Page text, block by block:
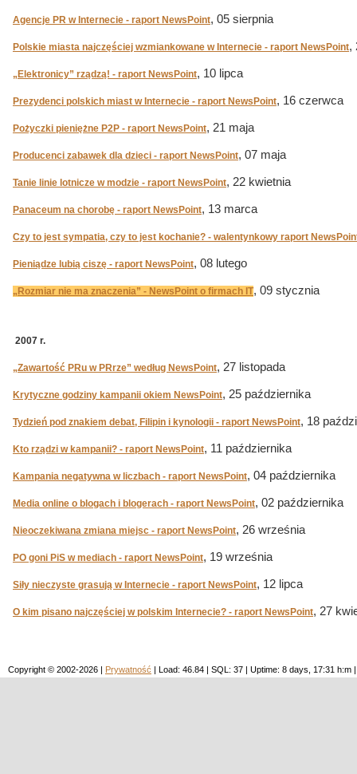
Agencje PR w Internecie - raport NewsPoint, 05 sierpnia
Polskie miasta najczęściej wzmiankowane w Internecie - raport NewsPoint,
„Elektronicy” rządzą! - raport NewsPoint, 10 lipca
Prezydenci polskich miast w Internecie - raport NewsPoint, 16 czerwca
Pożyczki pieniężne P2P - raport NewsPoint, 21 maja
Producenci zabawek dla dzieci - raport NewsPoint, 07 maja
Tanie linie lotnicze w modzie - raport NewsPoint, 22 kwietnia
Panaceum na chorobę - raport NewsPoint, 13 marca
Czy to jest sympatia, czy to jest kochanie? - walentynkowy raport
Pieniądze lubią ciszę - raport NewsPoint, 08 lutego
„Rozmiar nie ma znaczenia” - NewsPoint o firmach IT, 09 stycznia
2007 r.
„Zawartość PRu w PRrze” według NewsPoint, 27 listopada
Krytyczne godziny kampanii okiem NewsPoint, 25 października
Tydzień pod znakiem debat, Filipin i kynologii - raport NewsPoint, 18
Kto rządzi w kampanii? - raport NewsPoint, 11 października
Kampania negatywna w liczbach - raport NewsPoint, 04 października
Media online o blogach i blogerach - raport NewsPoint, 02 października
Nieoczekiwana zmiana miejsc - raport NewsPoint, 26 września
PO goni PiS w mediach - raport NewsPoint, 19 września
Siły nieczyste grasują w Internecie - raport NewsPoint, 12 lipca
O kim pisano najczęściej w polskim Internecie? - raport NewsPoint, 27
Copyright © 2002-2026 | Prywatność | Load: 46.84 | SQL: 37 | Uptime: 8 days, 17:31